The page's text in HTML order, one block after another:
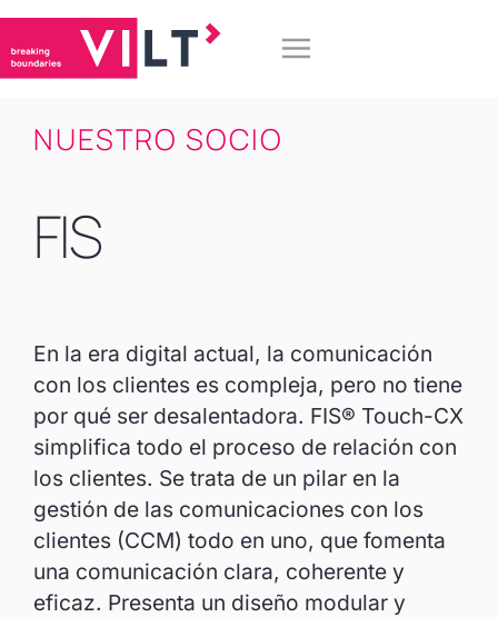
NUESTRO SOCIO
FIS
En la era digital actual, la comunicación
con los clientes es compleja, pero no tiene
por qué ser desalentadora. FIS® Touch-CX
simplifica todo el proceso de relación con
los clientes. Se trata de un pilar en la
gestión de las comunicaciones con los
clientes (CCM) todo en uno, que fomenta
una comunicación clara, coherente y
eficaz. Presenta un diseño modular y